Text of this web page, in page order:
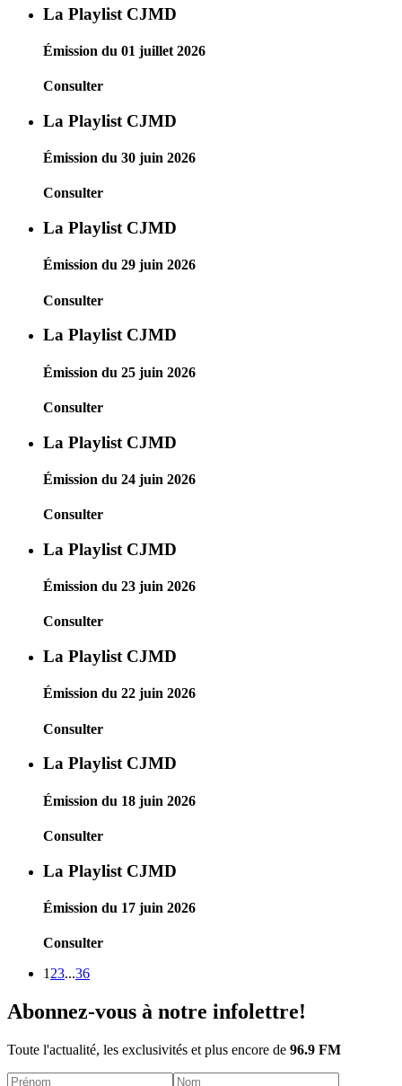
La Playlist CJMD
Émission du 01 juillet 2026
Consulter
La Playlist CJMD
Émission du 30 juin 2026
Consulter
La Playlist CJMD
Émission du 29 juin 2026
Consulter
La Playlist CJMD
Émission du 25 juin 2026
Consulter
La Playlist CJMD
Émission du 24 juin 2026
Consulter
La Playlist CJMD
Émission du 23 juin 2026
Consulter
La Playlist CJMD
Émission du 22 juin 2026
Consulter
La Playlist CJMD
Émission du 18 juin 2026
Consulter
La Playlist CJMD
Émission du 17 juin 2026
Consulter
1 23...36
Abonnez-vous à notre infolettre!
Toute l'actualité, les exclusivités et plus encore de 96.9 FM